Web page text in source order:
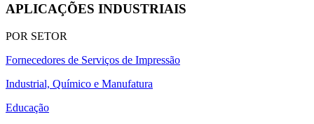
APLICAÇÕES INDUSTRIAIS
POR SETOR
Fornecedores de Serviços de Impressão
Industrial, Químico e Manufatura
Educação